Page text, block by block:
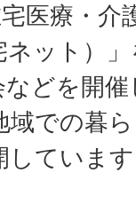
医療・介
ネット）
どを開
での暮
していま